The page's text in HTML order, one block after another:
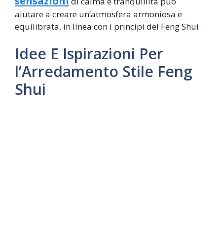
aiutare a creare un’atmosfera armoniosa e
equilibrata, in linea con i principi del Feng Shui.
Idee E Ispirazioni Per
l’Arredamento Stile Feng
Shui